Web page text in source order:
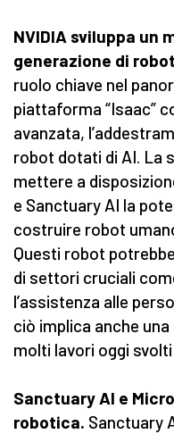
NVIDIA sviluppa un
generazione di
ruolo chiave nel
piattaforma “Isaac”
avanzata,
robot dotati di AI. La
mettere a
e Sanctuary AI la
costruire robot
Questi robot
di settori cruciali
l’assistenza alle
ciò implica anche
molti lavori oggi
Sanctuary AI e
robotica. Sanctuary